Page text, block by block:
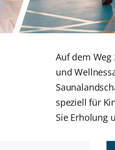
Auf dem Weg
und
speziell für
Sie Erholung